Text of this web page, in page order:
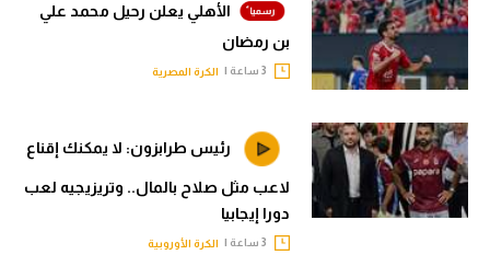
الأهلي يعلن رحيل محمد علي
بن رمضان
الكرة المصرية
رئيس طرابزون: لا يمكنك إقناع
لاعب مثل صلاح بالمال.. وتريزيجيه لعب
دورا إيجابيا
الكرة الأوروبية